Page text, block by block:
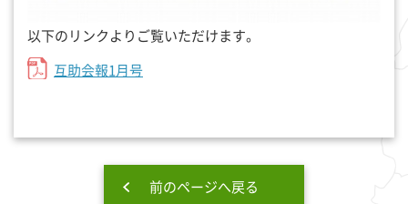
以下のリンクよりご覧いただけます。
互助会報1月号
前のページへ戻る